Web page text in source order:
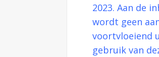
2023. Aan de
wordt geen
voortvloeiend
gebruik van